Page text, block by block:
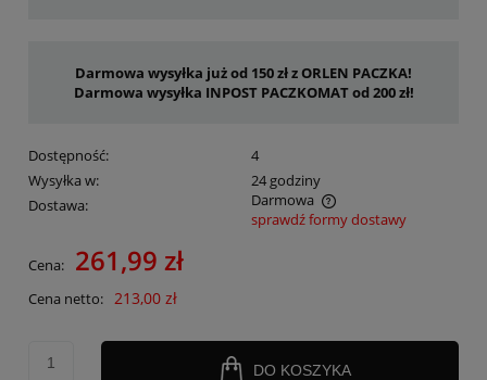
Darmowa wysyłka już od 150 zł z ORLEN PACZKA!
Darmowa wysyłka INPOST PACZKOMAT od 200 zł!
Dostępność:
4
Wysyłka w:
24 godziny
Dostawa:
Darmowa
Cena nie zawiera ewentualnych kosztów płatności
sprawdź formy dostawy
Cena: 261,99 zł
Cena netto: 213,00 zł
DO KOSZYKA